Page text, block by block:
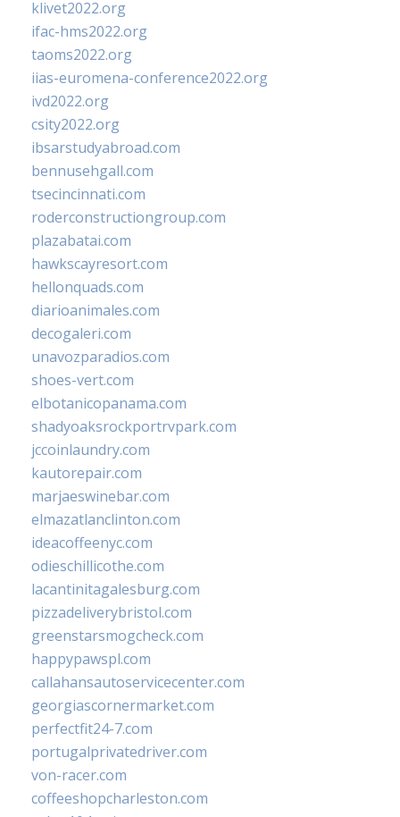
klivet2022.org
ifac-hms2022.org
taoms2022.org
iias-euromena-conference2022.org
ivd2022.org
csity2022.org
ibsarstudyabroad.com
bennusehgall.com
tsecincinnati.com
roderconstructiongroup.com
plazabatai.com
hawkscayresort.com
hellonquads.com
diarioanimales.com
decogaleri.com
unavozparadios.com
shoes-vert.com
elbotanicopanama.com
shadyoaksrockportrvpark.com
jccoinlaundry.com
kautorepair.com
marjaeswinebar.com
elmazatlanclinton.com
ideacoffeenyc.com
odieschillicothe.com
lacantinitagalesburg.com
pizzadeliverybristol.com
greenstarsmogcheck.com
happypawspl.com
callahansautoservicecenter.com
georgiascornermarket.com
perfectfit24-7.com
portugalprivatedriver.com
von-racer.com
coffeeshopcharleston.com